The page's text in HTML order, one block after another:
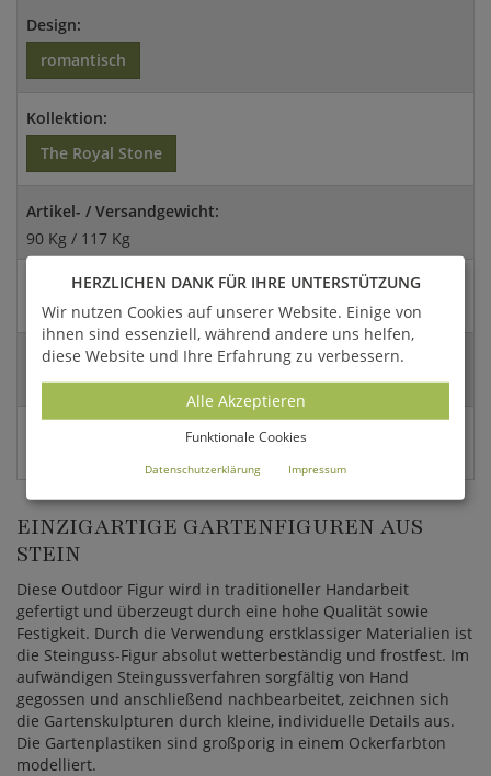
Design:
romantisch
Kollektion:
The Royal Stone
Artikel- / Versandgewicht:
90 Kg / 117 Kg
Abmessungen:
129,5x30,5x30,5cm (HxBxT)
Versandart:
Spedition
EINZIGARTIGE GARTENFIGUREN AUS
STEIN
Diese Outdoor Figur wird in traditioneller Handarbeit
gefertigt und überzeugt durch eine hohe Qualität sowie
Festigkeit. Durch die Verwendung erstklassiger Materialien ist
die Steinguss-Figur absolut wetterbeständig und frostfest. Im
aufwändigen Steingussverfahren sorgfältig von Hand
gegossen und anschließend nachbearbeitet, zeichnen sich
die Gartenskulpturen durch kleine, individuelle Details aus.
Die Gartenplastiken sind großporig in einem Ockerfarbton
modelliert.
HERZLICHEN DANK FÜR IHRE UNTERSTÜTZUNG
Wir nutzen Cookies auf unserer Website. Einige von
ihnen sind essenziell, während andere uns helfen,
diese Website und Ihre Erfahrung zu verbessern.
Alle Akzeptieren
Funktionale Cookies
Datenschutzerklärung Impressum